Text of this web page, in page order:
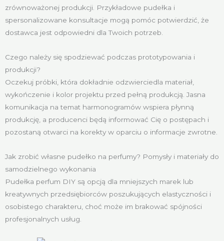
zrównoważonej produkcji. Przykładowe pudełka i
spersonalizowane konsultacje mogą pomóc potwierdzić, że
dostawca jest odpowiedni dla Twoich potrzeb.
Czego należy się spodziewać podczas prototypowania i
produkcji?
Oczekuj próbki, która dokładnie odzwierciedla materiał,
wykończenie i kolor projektu przed pełną produkcją. Jasna
komunikacja na temat harmonogramów wspiera płynną
produkcję, a producenci będą informować Cię o postępach i
pozostaną otwarci na korekty w oparciu o informacje zwrotne.
Jak zrobić własne pudełko na perfumy? Pomysły i materiały do
samodzielnego wykonania
Pudełka perfum DIY są opcją dla mniejszych marek lub
kreatywnych przedsiębiorców poszukujących elastyczności i
osobistego charakteru, choć może im brakować spójności
profesjonalnych usług.